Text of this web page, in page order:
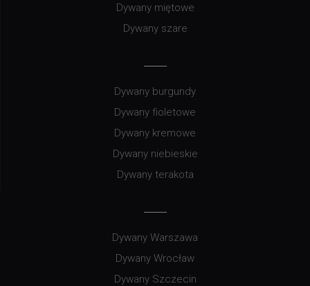
Dywany miętowe
Dywany szare
Dywany burgundy
Dywany fioletowe
Dywany kremowe
Dywany niebieskie
Dywany terakota
Dywany Warszawa
Dywany Wrocław
Dywany Szczecin